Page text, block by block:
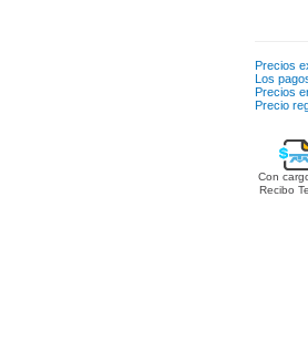
Precios
Los
Precios
Precio
Con
Recibo